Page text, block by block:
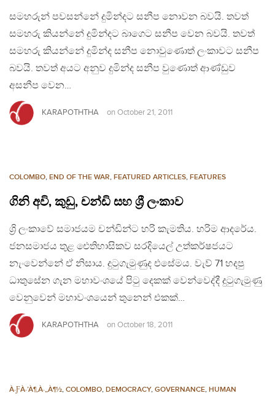
සමහරුන් පවසන්නේ දුමින්දට සනීප නොවන බවයි. තවත්
සමහරු කියන්නේ දුමින්දට බාගෙට සනීප වෙන බවයි. තවත්
සමහරු කියන්නේ දුමින්ද සනීප නොවුණොත් ලංකාවට සනීප
බවයි. තවත් අයට අනුව දුමින්ද සනීප වුණොත් ආණ්ඩුව
අසනීප වෙන…
KARAPOTHTHA on October 21, 2011
COLOMBO, END OF THE WAR, FEATURED ARTICLES, FEATURES
ගිනි අවි, කුඩු, චන්ඩි සහ ශ්‍රී ලංකාව
ශ්‍රි ලංකාවේ සමාජයම චන්ඩින්ට හරි කැමතිය. හරිම ආදරේය.
ජනසමාජය තුළ ඓතිහාසිකව සරදියෙල් උත්කර්ෂජයට
නැංවෙන්නේ ඒ නිසාය. දුටුගැමුණුද එසේමය. වැව් 71 හදපු
ධාතුසේන ගැන මහාවංශයේ පිටු දෙකක් වෙන්වෙද්දී දුටුගැමුණු
වෙනුවෙන් මහාවංශයෙන් තුනෙන් එකක්…
KARAPOTHTHA on October 18, 2011
À·ƑÀ·’À¶‚À·„À¶½, COLOMBO, DEMOCRACY, GOVERNANCE, HUMAN